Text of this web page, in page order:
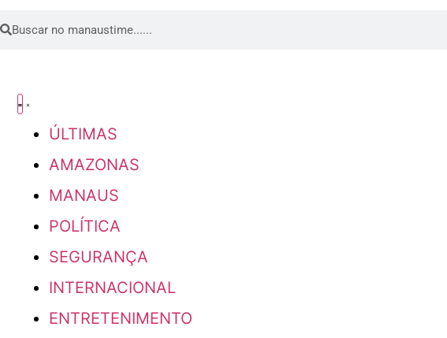
ÚLTIMAS
AMAZONAS
MANAUS
POLÍTICA
SEGURANÇA
INTERNACIONAL
ENTRETENIMENTO